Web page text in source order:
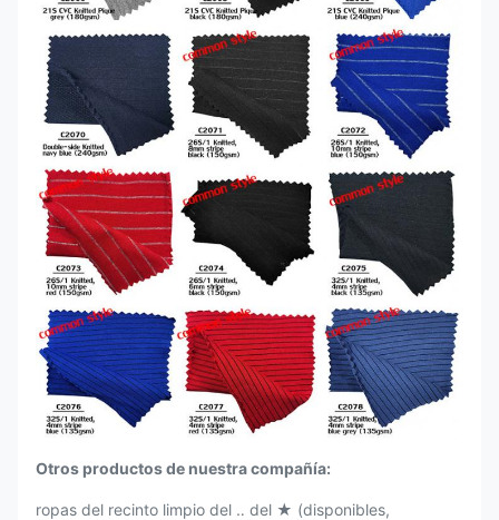
Otros productos de nuestra compañía:
ropas del recinto limpio del ‥ del ★ (disponibles,